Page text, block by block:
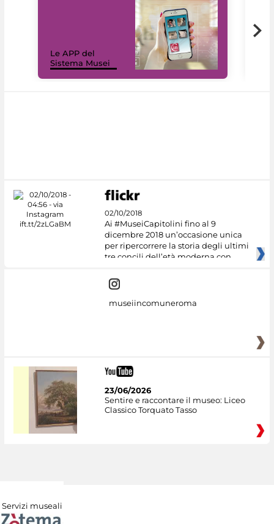
Le APP del
Sistema Musei
02/10/2018
Ai #MuseiCapitolini fino al 9
dicembre 2018 un’occasione unica
per ripercorrere la storia degli ultimi
tre concili dell’età moderna con
museiincomuneroma
23/06/2026
Sentire e raccontare il museo: Liceo
Classico Torquato Tasso
Servizi museali